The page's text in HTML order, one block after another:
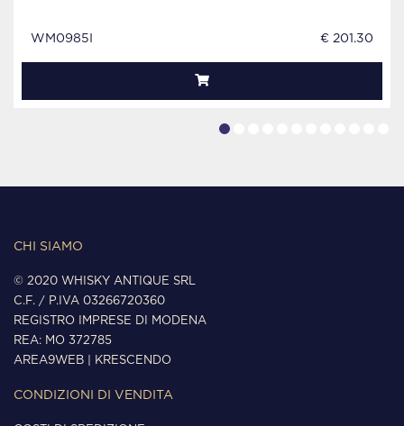
WM0985I € 201.30
CHI SIAMO
© 2020 WHISKY ANTIQUE SRL
C.F. / P.IVA 03266720360
REGISTRO IMPRESE DI MODENA
REA: MO 372785
AREA9WEB
KRESCENDO
CONDIZIONI DI VENDITA